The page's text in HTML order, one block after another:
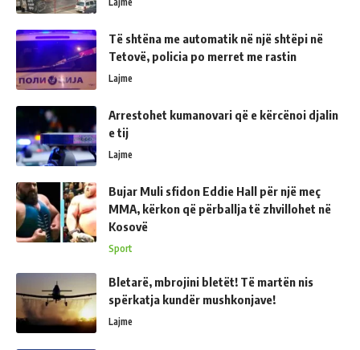
Të shtëna me automatik në një shtëpi në
Tetovë, policia po merret me rastin
Lajme
Arrestohet kumanovari që e kërcënoi djalin
e tij
Lajme
Bujar Muli sfidon Eddie Hall për një meç
MMA, kërkon që përballja të zhvillohet në
Kosovë
Sport
Bletarë, mbrojini bletët! Të martën nis
spërkatja kundër mushkonjave!
Lajme